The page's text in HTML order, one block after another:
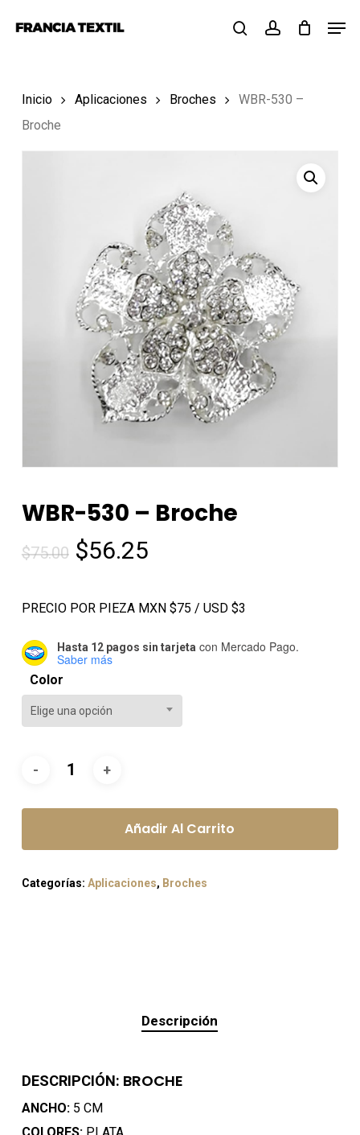
searchaccount
Inicio Aplicaciones Broches
WBR-530 –
Broche
WBR-530 – Broche
$75.00 El
original
era:
$75.00.
$56.25El
actual
es:
$56.25.
PRECIO POR PIEZA MXN $75 / USD $3
Hasta 12 pagos sin tarjeta con Mercado Pago.
Saber más
Color
Elige una opción
Añadir Al Carrito
Categorías: Aplicaciones, Broches
Descripción
DESCRIPCIÓN: BROCHE
ANCHO:5 CM